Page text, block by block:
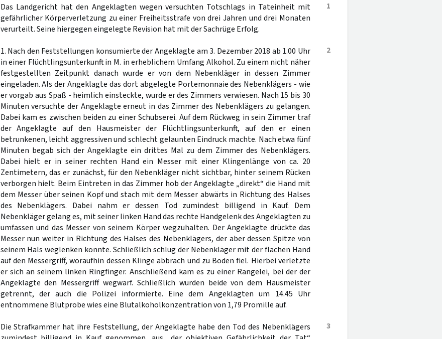
1
Das Landgericht hat den Angeklagten wegen versuchten Totschlags in Tateinheit mit
gefährlicher Körperverletzung zu einer Freiheitsstrafe von drei Jahren und drei Monaten
verurteilt. Seine hiergegen eingelegte Revision hat mit der Sachrüge Erfolg.
2
1. Nach den Feststellungen konsumierte der Angeklagte am 3. Dezember 2018 ab 1.00 Uhr
in einer Flüchtlingsunterkunft in M. in erheblichem Umfang Alkohol. Zu einem nicht näher
festgestellten Zeitpunkt danach wurde er von dem Nebenkläger in dessen Zimmer
eingeladen. Als der Angeklagte das dort abgelegte Portemonnaie des Nebenklägers - wie
er vorgab aus Spaß - heimlich einsteckte, wurde er des Zimmers verwiesen. Nach 15 bis 30
Minuten versuchte der Angeklagte erneut in das Zimmer des Nebenklägers zu gelangen.
Dabei kam es zwischen beiden zu einer Schubserei. Auf dem Rückweg in sein Zimmer traf
der Angeklagte auf den Hausmeister der Flüchtlingsunterkunft, auf den er einen
betrunkenen, leicht aggressiven und schlecht gelaunten Eindruck machte. Nach etwa fünf
Minuten begab sich der Angeklagte ein drittes Mal zu dem Zimmer des Nebenklägers.
Dabei hielt er in seiner rechten Hand ein Messer mit einer Klingenlänge von ca. 20
Zentimetern, das er zunächst, für den Nebenkläger nicht sichtbar, hinter seinem Rücken
verborgen hielt. Beim Eintreten in das Zimmer hob der Angeklagte „direkt“ die Hand mit
dem Messer über seinen Kopf und stach mit dem Messer abwärts in Richtung des Halses
des Nebenklägers. Dabei nahm er dessen Tod zumindest billigend in Kauf. Dem
Nebenkläger gelang es, mit seiner linken Hand das rechte Handgelenk des Angeklagten zu
umfassen und das Messer von seinem Körper wegzuhalten. Der Angeklagte drückte das
Messer nun weiter in Richtung des Halses des Nebenklägers, der aber dessen Spitze von
seinem Hals weglenken konnte. Schließlich schlug der Nebenkläger mit der flachen Hand
auf den Messergriff, woraufhin dessen Klinge abbrach und zu Boden fiel. Hierbei verletzte
er sich an seinem linken Ringfinger. Anschließend kam es zu einer Rangelei, bei der der
Angeklagte den Messergriff wegwarf. Schließlich wurden beide von dem Hausmeister
getrennt, der auch die Polizei informierte. Eine dem Angeklagten um 14.45 Uhr
entnommene Blutprobe wies eine Blutalkoholkonzentration von 1,79 Promille auf.
3
Die Strafkammer hat ihre Feststellung, der Angeklagte habe den Tod des Nebenklägers